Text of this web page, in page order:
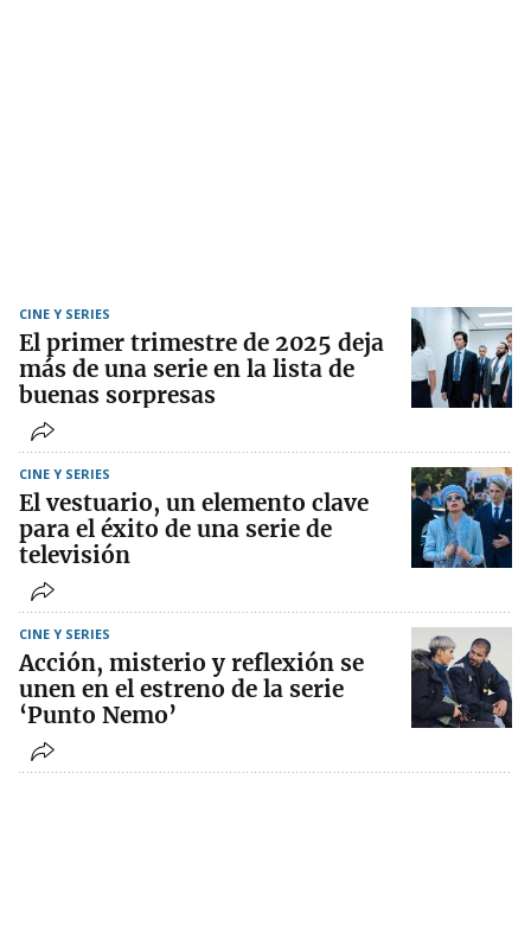
CINE Y SERIES
El primer trimestre de 2025 deja
más de una serie en la lista de
buenas sorpresas
CINE Y SERIES
El vestuario, un elemento clave
para el éxito de una serie de
televisión
CINE Y SERIES
Acción, misterio y reflexión se
unen en el estreno de la serie
‘Punto Nemo’